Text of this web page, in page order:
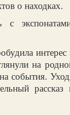
о находках.
интерес
на
события.
рассказ